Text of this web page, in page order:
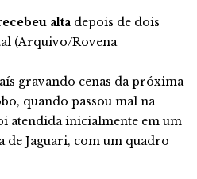
alta depois de dois
(Arquivo/Rovena
gravando cenas da próxima
quando passou mal na
atendida inicialmente em um
de Jaguari, com um quadro